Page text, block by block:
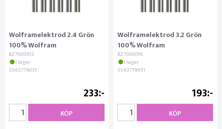
Wolframelektrod 2.4 Grön
100% Wolfram
BZ7000012
I lager
5563779031
233
KÖP
Wolframelektrod 3.2 Grön
100% Wolfram
BZ7000016
I lager
5563779031
193
KÖP